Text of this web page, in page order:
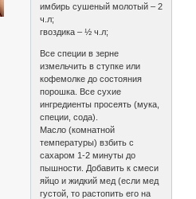
имбирь сушеный молотый – 2
ч.л;
гвоздика – ½ ч.л;
Все специи в зерне
измельчить в ступке или
кофемолке до состояния
порошка. Все сухие
ингредиенты просеять (мука,
специи, сода).
Масло (комнатной
температуры) взбить с
сахаром 1-2 минуты до
пышности. Добавить к смеси
яйцо и жидкий мед (если мед
густой, то растопить его на